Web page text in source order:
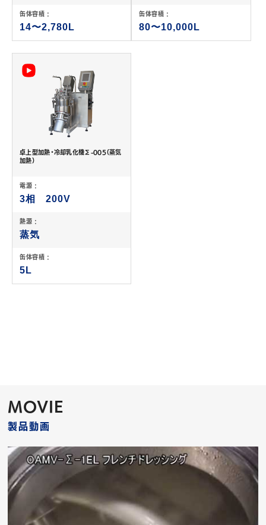
缶体容積 :
14〜2,780L
缶体容積 :
80〜10,000L
卓上型加熱・冷却乳化機Σ-005（蒸気
加熱）
電源 :
3相 200V
熱源 :
蒸気
缶体容積 :
5L
MOVIE
製品動画